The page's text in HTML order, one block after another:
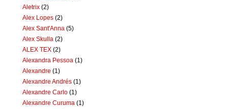
Aletrix (2)
Alex Lopes (2)
Alex Sant'Anna (5)
Alex Skulla (2)
ALEX TEX (2)
Alexandra Pessoa (1)
Alexandre (1)
Alexandre Andrés (1)
Alexandre Carlo (1)
Alexandre Curuma (1)